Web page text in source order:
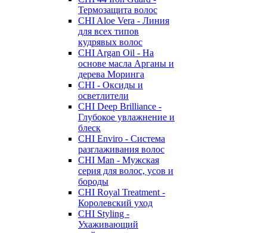
Термозащита волос
CHI Aloe Vera - Линия
для всех типов
кудрявых волос
CHI Argan Oil - На
основе масла Арганы и
дерева Моринга
CHI - Оксиды и
осветлители
CHI Deep Brilliance -
Глубокое увлажнение и
блеск
CHI Enviro - Система
разглаживания волос
CHI Man - Мужская
серия для волос, усов и
бороды
CHI Royal Treatment -
Королевский уход
CHI Styling -
Ухаживающий